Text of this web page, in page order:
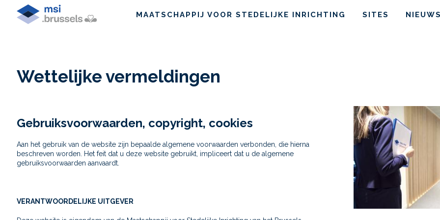
MAATSCHAPPIJ VOOR STEDELIJKE INRICHTING SITES
Wettelijke vermeldingen
Gebruiksvoorwaarden, copyright, cookies
Aan het gebruik van de website zijn bepaalde algemene voorwaarden verbonden, die hierna
beschreven worden. Het feit dat u deze website gebruikt, impliceert dat u de algemene
gebruiksvoorwaarden aanvaardt.
VERANTWOORDELIJKE UITGEVER